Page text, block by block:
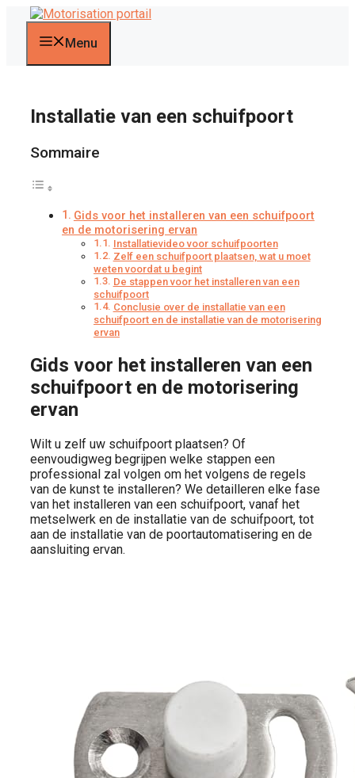
naar
Menu
Installatie van een schuifpoort
Sommaire
Gids voor het installeren van een schuifpoort
en de motorisering ervan
Installatievideo voor schuifpoorten
Zelf een schuifpoort plaatsen, wat u moet
weten voordat u begint
De stappen voor het installeren van een
schuifpoort
Conclusie over de installatie van een
schuifpoort en de installatie van de motorisering
ervan
Gids voor het installeren van een
schuifpoort en de motorisering
ervan
Wilt u zelf uw schuifpoort plaatsen? Of
eenvoudigweg begrijpen welke stappen een
professional zal volgen om het volgens de regels
van de kunst te installeren? We detailleren elke fase
van het installeren van een schuifpoort, vanaf het
metselwerk en de installatie van de schuifpoort, tot
aan de installatie van de poortautomatisering en de
aansluiting ervan.